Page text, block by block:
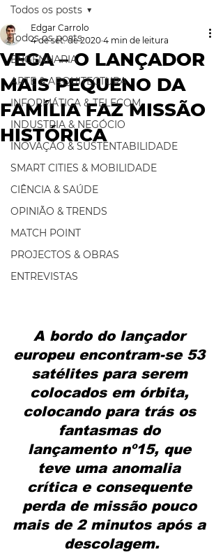
Todos os posts
ENGENHARIA
ARTE & ARQUITECTURA
INFORMÁTICA & TELECOM
INDUSTRIA & NEGÓCIO
INOVAÇÃO & SUSTENTABILIDADE
SMART CITIES & MOBILIDADE
CIÊNCIA & SAÚDE
OPINIÃO & TRENDS
MATCH POINT
PROJECTOS & OBRAS
ENTREVISTAS
Todos os posts
VEGA – O LANÇADOR
MAIS PEQUENO DA
FAMÍLIA FAZ MISSÃO
HISTÓRICA
Edgar Carrolo
4 de set. de 2020 4 min de leitura
A bordo do lançador
europeu encontram-se 53
satélites para serem
colocados em órbita,
colocando para trás os
fantasmas do
lançamento nº15, que
teve uma anomalia
crítica e consequente
perda de missão pouco
mais de 2 minutos após a
descolagem.